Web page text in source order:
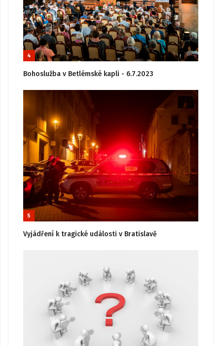
4
Bohoslužba v Betlémské kapli - 6.7.2023
5
Vyjádření k tragické události v Bratislavě